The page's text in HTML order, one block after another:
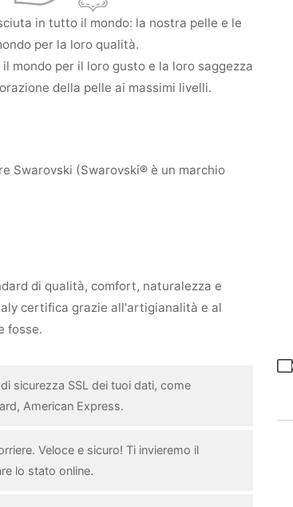
in tutto il mondo: la nostra pelle e le
per la loro qualità.
mondo per il loro gusto e la loro saggezza
della pelle ai massimi livelli.
Swarovski (Swarovski® è un marchio
di qualità, comfort, naturalezza e
certifica grazie all'artigianalità e al
fosse.
sicurezza SSL dei tuoi dati, come
American Express.
Veloce e sicuro! Ti invieremo il
lo stato online.